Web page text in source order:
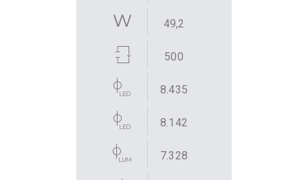
49,2
500
8.435
8.142
7.328